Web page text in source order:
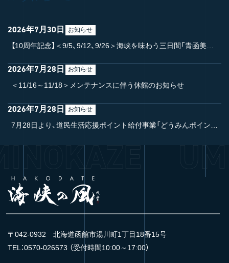
2026年7月30日 お知らせ
2026年7月28日 お知らせ
＜11/16～11/18＞メンテナンスに伴う休館のお知らせ
2026年7月28日 お知らせ
〒042-0932 北海道函館市湯川町1丁目18番15号
TEL：0570-026573 （受付時間10:00～17:00）